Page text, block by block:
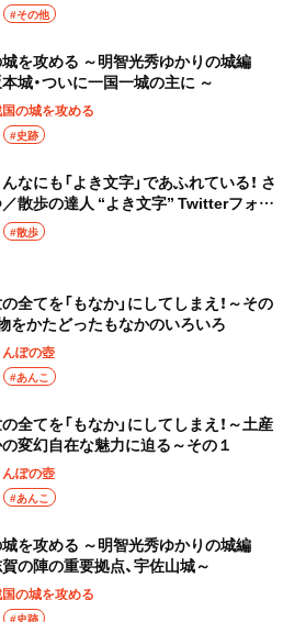
#その他
を攻める ～明智光秀ゆかりの城編
・ついに一国一城の主に ～
国の城を攻める
#史跡
なにも「よき文字」であふれている！ さ
散歩の達人 “よき文字” Twitterフォト
ト 受賞作品発表
#散歩
全てを「もなか」にしてしまえ！～その
をかたどったもなかのいろいろ
んぽの壺
#あんこ
全てを「もなか」にしてしまえ！～土産
変幻自在な魅力に迫る～その１
んぽの壺
#あんこ
を攻める ～明智光秀ゆかりの城編
陣の重要拠点、宇佐山城～
国の城を攻める
#史跡